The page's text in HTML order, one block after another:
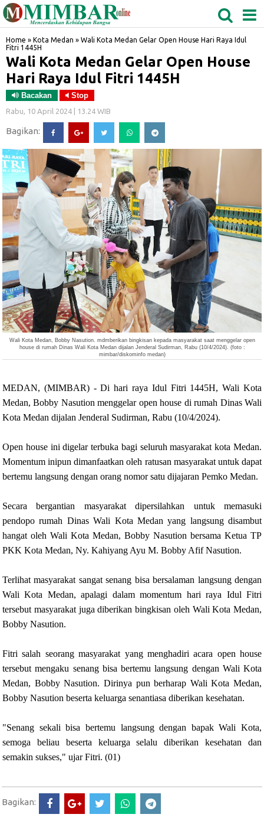
BIDANGRO
Home » Kota Medan » Wali Kota Medan Gelar Open House Hari Raya Idul
Fitri 1445H
Wali Kota Medan Gelar Open House
Hari Raya Idul Fitri 1445H
Bacakan Stop
Rabu, 10 April 2024 | 13.24 WIB
Bagikan:
Wali Kota Medan, Bobby Nasution. mdmberikan bingkisan kepada masyarakat saat menggelar open
house di rumah Dinas Wali Kota Medan dijalan Jenderal Sudirman, Rabu (10/4/2024). (foto :
mimbar/diskominfo medan)
MEDAN, (MIMBAR) - Di hari raya Idul Fitri 1445H, Wali Kota
Medan, Bobby Nasution menggelar open house di rumah Dinas Wali
Kota Medan dijalan Jenderal Sudirman, Rabu (10/4/2024).
Open house ini digelar terbuka bagi seluruh masyarakat kota Medan.
Momentum inipun dimanfaatkan oleh ratusan masyarakat untuk dapat
bertemu langsung dengan orang nomor satu dijajaran Pemko Medan.
Secara bergantian masyarakat dipersilahkan untuk memasuki
pendopo rumah Dinas Wali Kota Medan yang langsung disambut
hangat oleh Wali Kota Medan, Bobby Nasution bersama Ketua TP
PKK Kota Medan, Ny. Kahiyang Ayu M. Bobby Afif Nasution.
Terlihat masyarakat sangat senang bisa bersalaman langsung dengan
Wali Kota Medan, apalagi dalam momentum hari raya Idul Fitri
tersebut masyarakat juga diberikan bingkisan oleh Wali Kota Medan,
Bobby Nasution.
Fitri salah seorang masyarakat yang menghadiri acara open house
tersebut mengaku senang bisa bertemu langsung dengan Wali Kota
Medan, Bobby Nasution. Dirinya pun berharap Wali Kota Medan,
Bobby Nasution beserta keluarga senantiasa diberikan kesehatan.
"Senang sekali bisa bertemu langsung dengan bapak Wali Kota,
semoga beliau beserta keluarga selalu diberikan kesehatan dan
semakin sukses," ujar Fitri. (01)
Bagikan: